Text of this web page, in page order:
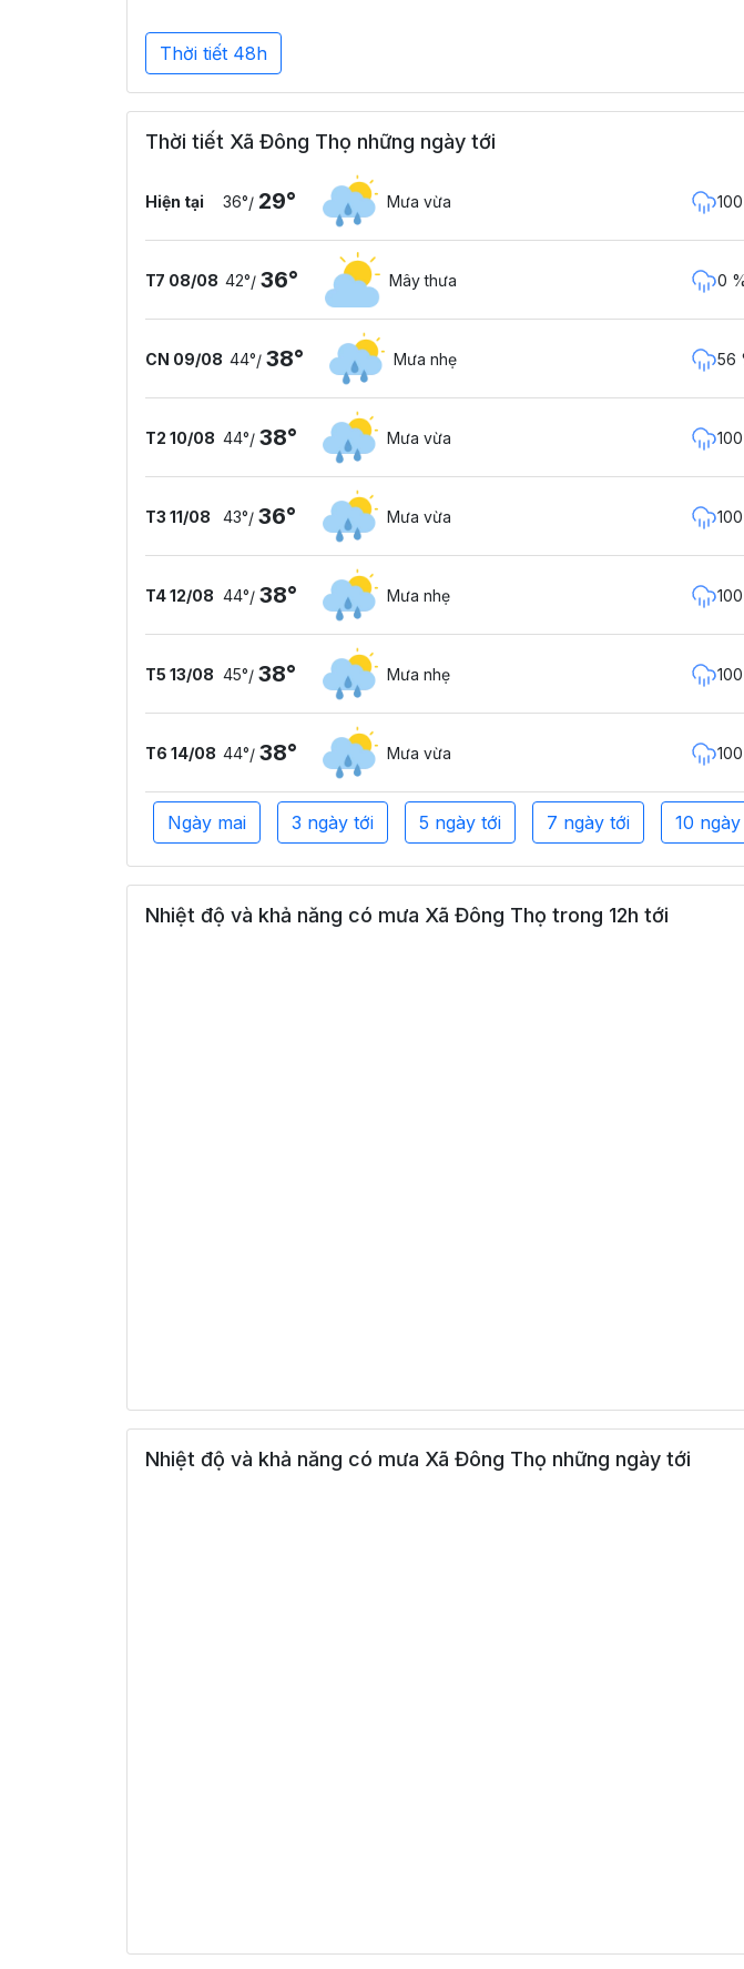
Thời tiết 48h
Thời tiết Xã Đông Thọ những ngày tới
Hiện tại 36°/ 29° Mưa vừa
T7 08/08 42°/ 36° Mây thưa 0 %
CN 09/08 44°/ 38° Mưa nhẹ 56
T2 10/08 44°/ 38° Mưa vừa
T3 11/08 43°/ 36° Mưa vừa
T4 12/08 44°/ 38° Mưa nhẹ
T5 13/08 45°/ 38° Mưa nhẹ
T6 14/08 44°/ 38° Mưa vừa
Ngày mai 3 ngày tới 5 ngày tới 7 ngày tới 10
Nhiệt độ và khả năng có mưa Xã Đông Thọ trong 12h tới
Nhiệt độ và khả năng có mưa Xã Đông Thọ những ngày tới